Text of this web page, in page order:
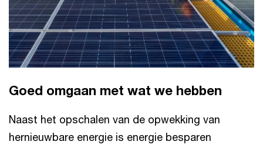
Goed omgaan met wat we hebben
Naast het opschalen van de opwekking van
hernieuwbare energie is energie besparen